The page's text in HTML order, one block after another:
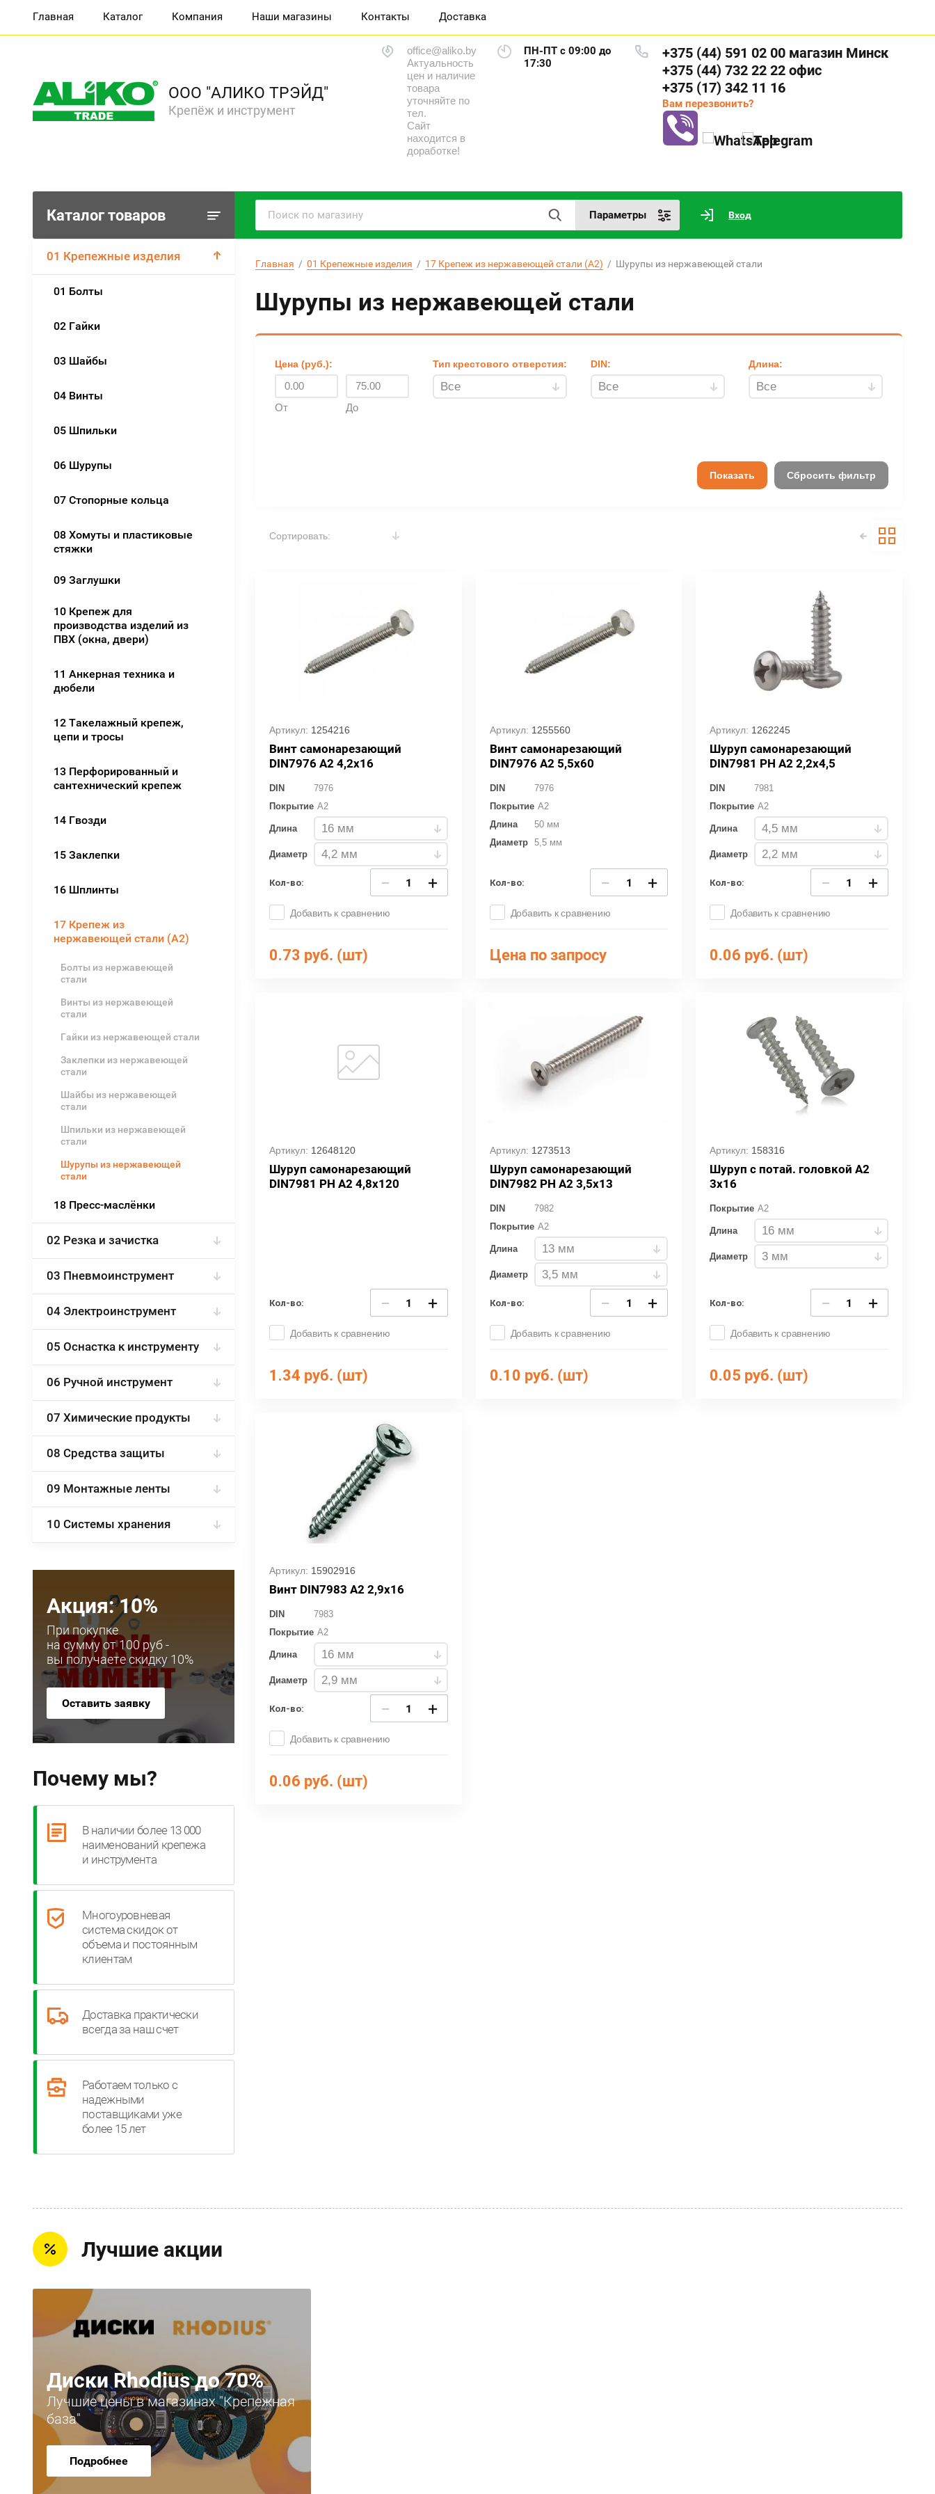
Главная Каталог Компания Наши магазины Контакты Доставка
ООО "АЛИКО ТРЭЙД"
Крепёж и инструмент
office@aliko.by
Актуальность
цен и наличие
товара
уточняйте по
тел.
Сайт
находится в
доработке!
ПН-ПТ с 09:00 до
17:30
+375 (44) 591 02 00 магазин Минск
+375 (44) 732 22 22 офис
+375 (17) 342 11 16
Вам перезвонить?
Каталог товаров Параметры Вход
01 Крепежные изделия
01 Болты
02 Гайки
03 Шайбы
04 Винты
05 Шпильки
06 Шурупы
07 Стопорные кольца
08 Хомуты и пластиковые
стяжки
09 Заглушки
10 Крепеж для
производства изделий из
ПВХ (окна, двери)
11 Анкерная техника и
дюбели
12 Такелажный крепеж,
цепи и тросы
13 Перфорированный и
сантехнический крепеж
14 Гвозди
15 Заклепки
16 Шплинты
17 Крепеж из
нержавеющей стали (А2)
Болты из нержавеющей
стали
Винты из нержавеющей
стали
Гайки из нержавеющей стали
Заклепки из нержавеющей
стали
Шайбы из нержавеющей
стали
Шпильки из нержавеющей
стали
Шурупы из нержавеющей
стали
18 Пресс-маслёнки
02 Резка и зачистка
03 Пневмоинструмент
04 Электроинструмент
05 Оснастка к инструменту
06 Ручной инструмент
07 Химические продукты
08 Средства защиты
09 Монтажные ленты
10 Системы хранения
Акция: 10%
При покупке
на сумму от 100 руб -
вы получаете скидку 10%
Оставить заявку
Почему мы?
В наличии более 13 000
наименований крепежа
и инструмента
Многоуровневая
система скидок от
объема и постоянным
клиентам
Доставка практически
всегда за наш счет
Работаем только с
надежными
поставщиками уже
более 15 лет
Главная
  /
01 Крепежные изделия
  /
17 Крепеж из нержавеющей стали (А2)
  /  Шурупы из нержавеющей стали
Шурупы из нержавеющей стали
Цена (руб.):
От До
Тип крестового отверстия: DIN: Длина:
Показать Сбросить фильтр
Сортировать:
Артикул: 1254216
Винт самонарезающий
DIN7976 А2 4,2x16
DIN
7976
Покрытие A2
Длина
Диаметр
Кол-во: − +
Добавить к сравнению
0.73 руб. (шт)
Артикул: 1255560
Винт самонарезающий
DIN7976 A2 5,5x60
DIN
7976
Покрытие A2
Длина
50 мм
Диаметр
5,5 мм
Кол-во: − +
Добавить к сравнению
Цена по запросу
Артикул: 1262245
Шуруп самонарезающий
DIN7981 PH A2 2,2х4,5
DIN
7981
Покрытие A2
Длина
Диаметр
Кол-во: − +
Добавить к сравнению
0.06 руб. (шт)
Артикул: 12648120
Шуруп самонарезающий
DIN7981 PH A2 4,8х120
Кол-во: − +
Добавить к сравнению
1.34 руб. (шт)
Артикул: 1273513
Шуруп самонарезающий
DIN7982 РН А2 3,5x13
DIN
7982
Покрытие A2
Длина
Диаметр
Кол-во: − +
Добавить к сравнению
0.10 руб. (шт)
Артикул: 158316
Шуруп с потай. головкой А2
3х16
Покрытие A2
Длина
Диаметр
Кол-во: − +
Добавить к сравнению
0.05 руб. (шт)
Артикул: 15902916
Винт DIN7983 А2 2,9х16
DIN
7983
Покрытие A2
Длина
Диаметр
Кол-во: − +
Добавить к сравнению
0.06 руб. (шт)
Лучшие акции
Диски Rhodius до 70%
Лучшие цены в магазинах "Крепежная
база"
Подробнее